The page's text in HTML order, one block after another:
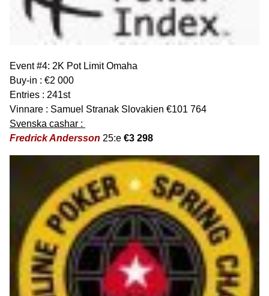
Event #4: 2K Pot Limit Omaha
Buy-in : €2 000
Entries : 241st
Vinnare : Samuel Stranak Slovakien €101 764
Svenska cashar :
Fredrick Andersson 25:e €3 298